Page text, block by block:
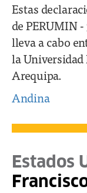
Estas
de PERUMIN
lleva a cabo
la Universidad
Arequipa.
Andina
Estados